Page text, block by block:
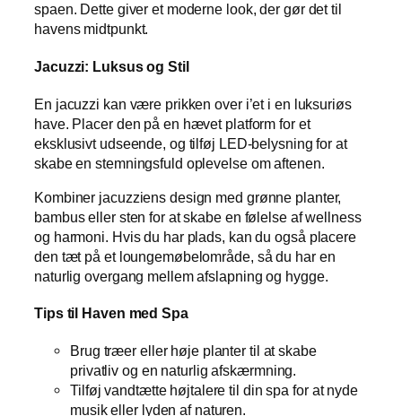
spaen. Dette giver et moderne look, der gør det til
havens midtpunkt.
Jacuzzi: Luksus og Stil
En jacuzzi kan være prikken over i’et i en luksuriøs
have. Placer den på en hævet platform for et
eksklusivt udseende, og tilføj LED-belysning for at
skabe en stemningsfuld oplevelse om aftenen.
Kombiner jacuzziens design med grønne planter,
bambus eller sten for at skabe en følelse af wellness
og harmoni. Hvis du har plads, kan du også placere
den tæt på et loungemøbelområde, så du har en
naturlig overgang mellem afslapning og hygge.
Tips til Haven med Spa
Brug træer eller høje planter til at skabe
privatliv og en naturlig afskærmning.
Tilføj vandtætte højtalere til din spa for at nyde
musik eller lyden af naturen.